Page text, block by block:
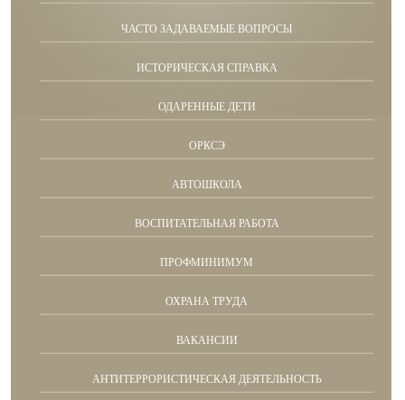
ЧАСТО ЗАДАВАЕМЫЕ ВОПРОСЫ
ИСТОРИЧЕСКАЯ СПРАВКА
ОДАРЕННЫЕ ДЕТИ
ОРКСЭ
АВТОШКОЛА
ВОСПИТАТЕЛЬНАЯ РАБОТА
ПРОФМИНИМУМ
ОХРАНА ТРУДА
ВАКАНСИИ
АНТИТЕРРОРИСТИЧЕСКАЯ ДЕЯТЕЛЬНОСТЬ